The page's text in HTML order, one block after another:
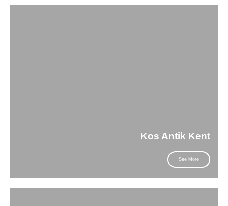
Kos Antik Kent
See More